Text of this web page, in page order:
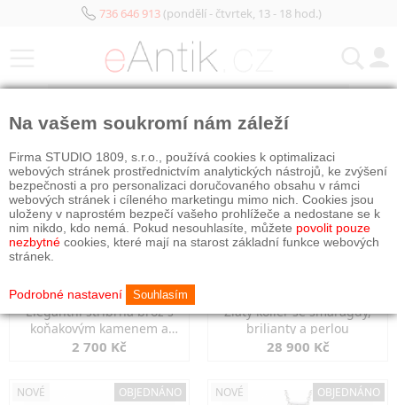
736 646 913(pondělí - čtvrtek, 13 - 18 hod.)
Elegantní stříbrná brož s
koňakovým kamenem a
markazity
2 700 Kč
Zlatý kolier se smaragdy,
brilianty a perlou
28 900 Kč
NOVÉ OBJEDNÁNO NOVÉ OBJEDNÁNO
Na vašem soukromí nám záleží
Firma STUDIO 1809, s.r.o., používá cookies k optimalizaci
webových stránek prostřednictvím analytických nástrojů, ke zvýšení
bezpečnosti a pro personalizaci doručovaného obsahu v rámci
webových stránek i cíleného marketingu mimo nich. Cookies jsou
uloženy v naprostém bezpečí vašeho prohlížeče a nedostane se k
nim nikdo, kdo nemá. Pokud nesouhlasíte, můžete povolit pouze
nezbytné cookies, které mají na starost základní funkce webových
stránek.
Podrobné nastavení Souhlasím